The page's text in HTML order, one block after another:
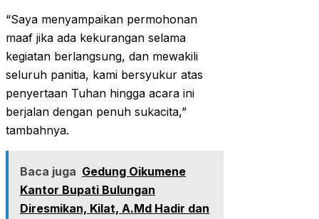
“Saya menyampaikan permohonan
maaf jika ada kekurangan selama
kegiatan berlangsung, dan mewakili
seluruh panitia, kami bersyukur atas
penyertaan Tuhan hingga acara ini
berjalan dengan penuh sukacita,”
tambahnya.
Baca juga Gedung Oikumene
Kantor Bupati Bulungan
Diresmikan, Kilat, A.Md Hadir dan